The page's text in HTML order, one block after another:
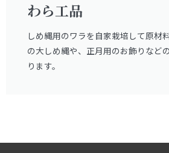
わら工品
しめ縄用のワラを自家栽培して原材
の大しめ縄や、正月用のお飾りなど
ります。